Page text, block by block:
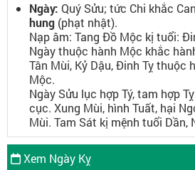
Ngày: Quý Sửu; tức Chi khắc
hung (phạt nhật).
Nạp âm: Tang Đồ Mộc kị tuổi:
Ngày thuộc hành Mộc khắc
Tân Mùi, Kỷ Dậu, Đinh Tỵ thuộc
Mộc.
Ngày Sửu lục hợp Tý, tam hợp
cục. Xung Mùi, hình Tuất, hại
Mùi. Tam Sát kị mệnh tuổi Dần,
Xem Ngày Kỵ